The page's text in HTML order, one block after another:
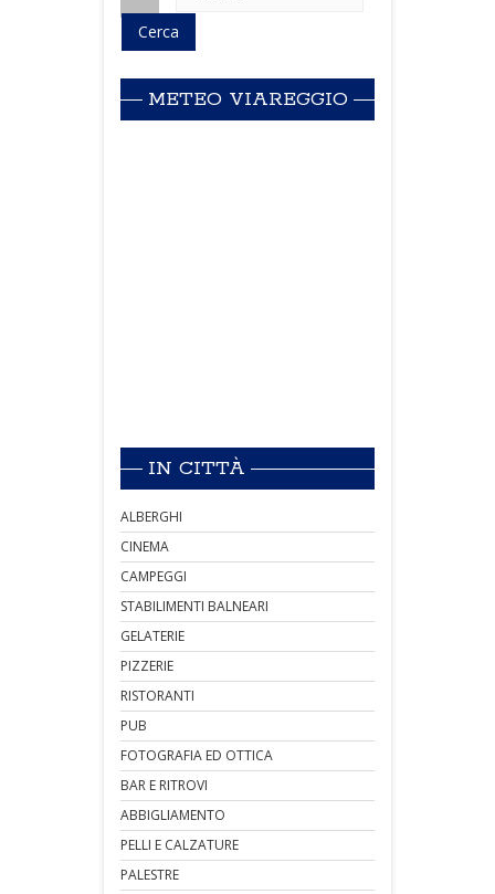
METEO VIAREGGIO
IN CITTÀ
ALBERGHI
CINEMA
CAMPEGGI
STABILIMENTI BALNEARI
GELATERIE
PIZZERIE
RISTORANTI
PUB
FOTOGRAFIA ED OTTICA
BAR E RITROVI
ABBIGLIAMENTO
PELLI E CALZATURE
PALESTRE